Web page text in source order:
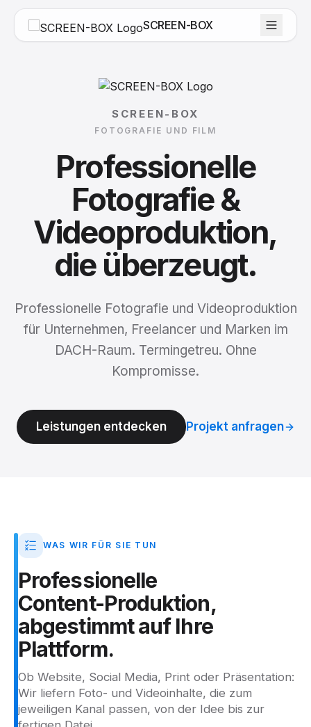
SCREEN-BOX
SCREEN-BOX
FOTOGRAFIE UND FILM
Professionelle
Fotografie &
Videoproduktion,
die überzeugt.
Professionelle Fotografie und Videoproduktion
für Unternehmen, Freelancer und Marken im
DACH-Raum. Termingetreu. Ohne
Kompromisse.
Leistungen entdecken Projekt anfragen
WAS WIR FÜR SIE TUN
Professionelle
Content-Produktion,
abgestimmtauf Ihre
Plattform.
Ob Website, Social Media, Print oder Präsentation:
Wir liefern Foto- und Videoinhalte, die zum
jeweiligen Kanal passen, von der Idee bis zur